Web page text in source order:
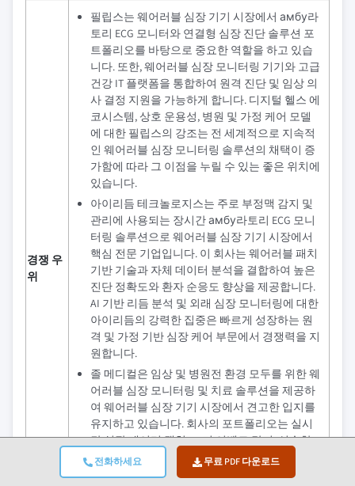
전화하세요 무료 PDF 다운로드
경쟁 우
위
필립스는 웨어러블 심장 기기 시장에서 амбу라
토리 ECG 모니터와 연결형 심장 진단 솔루션 포
트폴리오를 바탕으로 중요한 역할을 하고 있습
니다. 또한, 웨어러블 심장 모니터링 기기와 고급
건강 IT 플랫폼을 통합하여 원격 진단 및 임상 의
사 결정 지원을 가능하게 합니다. 디지털 헬스 에
코시스템, 상호 운용성, 병원 및 가정 케어 모델
에 대한 필립스의 강조는 전 세계적으로 지속적
인 웨어러블 심장 모니터링 솔루션의 채택이 증
가함에 따라 그 이점을 누릴 수 있는 좋은 위치에
있습니다.
아이리듬 테크놀로지스는 주로 부정맥 감지 및
관리에 사용되는 장시간 амбу라토리 ECG 모니
터링 솔루션으로 웨어러블 심장 기기 시장에서
핵심 전문 기업입니다. 이 회사는 웨어러블 패치
기반 기술과 자체 데이터 분석을 결합하여 높은
진단 정확도와 환자 순응도 향상을 제공합니다.
AI 기반 리듬 분석 및 외래 심장 모니터링에 대한
아이리듬의 강력한 집중은 빠르게 성장하는 원
격 및 가정 기반 심장 케어 부문에서 경쟁력을 지
원합니다.
졸 메디컬은 임상 및 병원전 환경 모두를 위한 웨
어러블 심장 모니터링 및 치료 솔루션을 제공하
여 웨어러블 심장 기기 시장에서 견고한 입지를
유지하고 있습니다. 회사의 포트폴리오는 실시
간 심장 데이터 캡처, 조기 이벤트 감지, 신속한
임상 반응에 중점을 두고 있으며, 특히 고위험 심
장 환자 층에서 두드러집니다. 졸의 웨어러블 모